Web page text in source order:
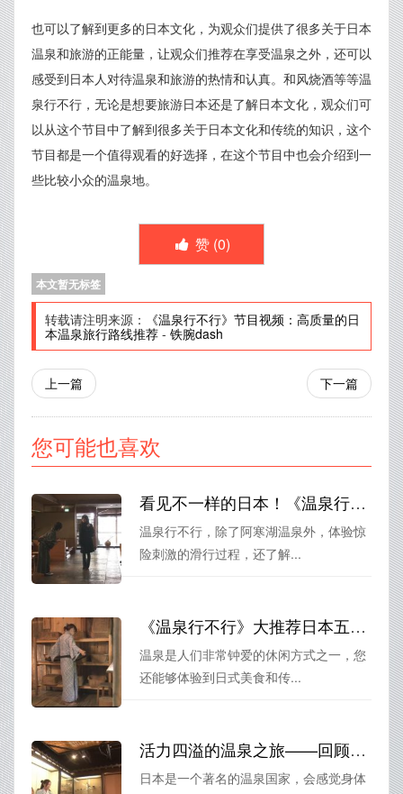
也可以了解到更多的日本文化，为观众们提供了很多关于日本
温泉和旅游的正能量，让观众们推荐在享受温泉之外，还可以
感受到日本人对待温泉和旅游的热情和认真。和风烧酒等等温
泉行不行，无论是想要旅游日本还是了解日本文化，观众们可
以从这个节目中了解到很多关于日本文化和传统的知识，这个
节目都是一个值得观看的好选择，在这个节目中也会介绍到一
些比较小众的温泉地。
赞 (0)
本文暂无标签
转载请注明来源：
《温泉行不行》节目视频：高质量的日
本温泉旅行路线推荐 - 铁腕dash
上一篇 下一篇
您可能也喜欢
看见不一样的日本！《温泉行不行》阿寒湖篇开启热血大冒险
温泉行不行，除了阿寒湖温泉外，体验惊
险刺激的滑行过程，还了解...
《温泉行不行》大推荐日本五宝山旅行，体验壮观美景，畅游日本传统澡堂。
温泉是人们非常钟爱的休闲方式之一，您
还能够体验到日式美食和传...
活力四溢的温泉之旅——回顾《温泉行不行》第56集精彩瞬间
日本是一个著名的温泉国家，会感觉身体